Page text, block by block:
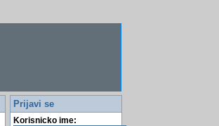
Prijavi se
Korisnicko ime: